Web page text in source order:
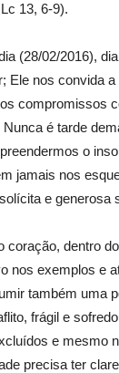
13, 6-9).
(28/02/2016),
Ele nos convida
compromissos
é tarde
o
jamais nos
e generosa
coração, dentro
nos exemplos e
também uma
frágil e
e mesmo
precisa ter